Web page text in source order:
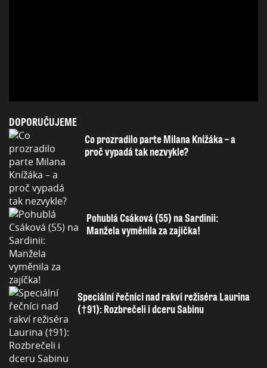
DOPORUČUJEME
Co prozradilo parte Milana Knížáka – a
proč vypadá tak nezvykle?
Pohublá Csáková (55) na Sardinii:
Manžela vyměnila za zajíčka!
Speciální řečníci nad rakví režiséra Laurina
(†91): Rozbrečeli i dceru Sabinu